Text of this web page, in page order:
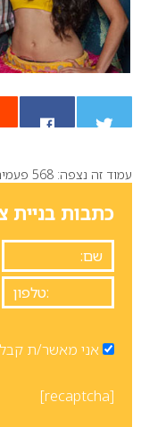
0
עמוד זה נצפה: 568 פעמים
כתבות בניית
אני מאשר/ת
[recaptcha]